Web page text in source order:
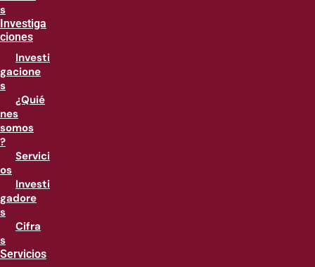
s
Investiga
ciones
Investi
gacione
s
¿Quié
nes
somos
?
Servici
os
Investi
gadore
s
Cifra
s
Servicios